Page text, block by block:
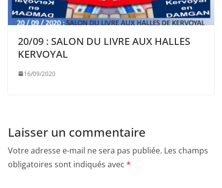
20/09 : SALON DU LIVRE AUX HALLES
KERVOYAL
16/09/2020
Laisser un commentaire
Votre adresse e-mail ne sera pas publiée. Les champs
obligatoires sont indiqués avec *